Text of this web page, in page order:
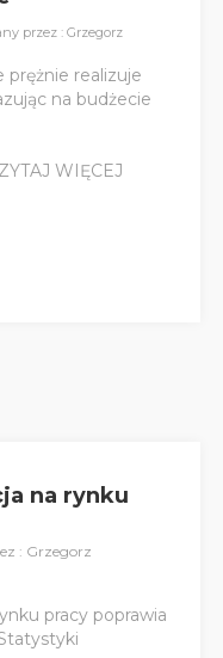
przez : Grzegorz
realizuje
na budżecie
WIĘCEJ
na rynku
: Grzegorz
pracy poprawia